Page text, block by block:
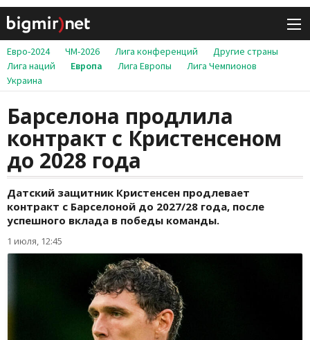
Евро-2024 ЧМ-2026 Лига конференций
Другие страны
Лига наций
Европа Лига Европы
Лига Чемпионов
Украина
Барселона продлила
контракт с Кристенсеном
до 2028 года
Датский защитник Кристенсен продлевает
контракт с Барселоной до 2027/28 года, после
успешного вклада в победы команды.
1 июля, 12:45